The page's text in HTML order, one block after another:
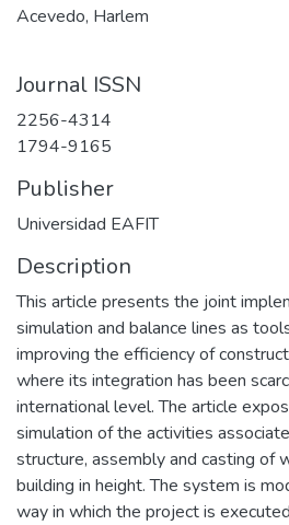
Acevedo, Harlem
Journal ISSN
2256-4314
1794-9165
Publisher
Universidad EAFIT
Description
This article presents the joint
simulation and balance lines as
improving the efficiency of
where its integration has been
international level. The article
simulation of the activities
structure, assembly and casting of
building in height. The system is
way in which the project is